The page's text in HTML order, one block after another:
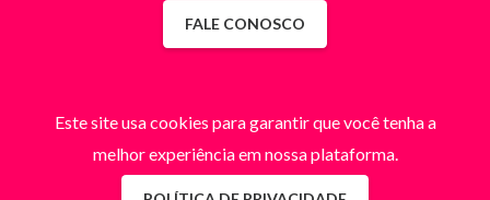
FALE CONOSCO
Este site usa cookies para garantir que você tenha a
melhor experiência em nossa plataforma.